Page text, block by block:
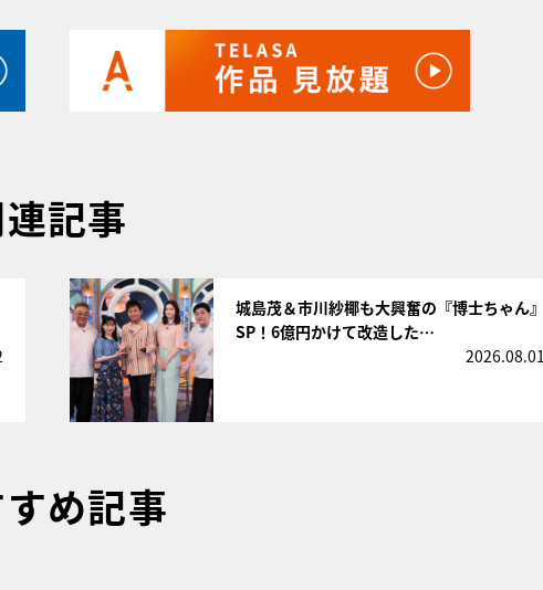
記事
城島茂＆市川紗椰も大興奮の『博士ちゃん』
SP！6億円かけて改造した…
2026.08.01
め記事